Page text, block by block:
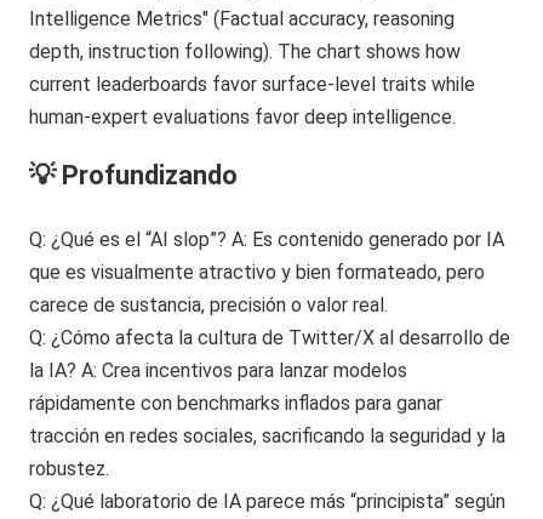
💡 Profundizando
Q: ¿Qué es el “AI slop”? A: Es contenido generado por IA
que es visualmente atractivo y bien formateado, pero
carece de sustancia, precisión o valor real.
Q: ¿Cómo afecta la cultura de Twitter/X al desarrollo de
la IA? A: Crea incentivos para lanzar modelos
rápidamente con benchmarks inflados para ganar
tracción en redes sociales, sacrificando la seguridad y la
robustez.
Q: ¿Qué laboratorio de IA parece más “principista” según